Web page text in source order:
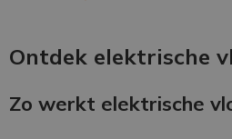
Gietvloer Epoxy
Ontdek elektrische
Zo werkt elektrische